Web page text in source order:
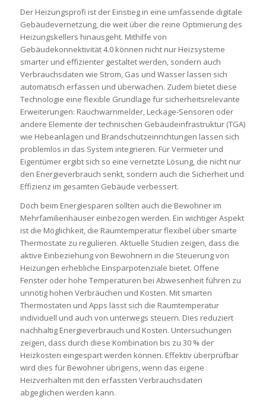
Der Heizungsprofi ist der Einstieg in eine umfassende digitale
Gebäudevernetzung, die weit über die reine Optimierung des
Heizungskellers hinausgeht. Mithilfe von
Gebäudekonnektivität 4.0 können nicht nur Heizsysteme
smarter und effizienter gestaltet werden, sondern auch
Verbrauchsdaten wie Strom, Gas und Wasser lassen sich
automatisch erfassen und überwachen. Zudem bietet diese
Technologie eine flexible Grundlage für sicherheitsrelevante
Erweiterungen: Rauchwarnmelder, Leckage-Sensoren oder
andere Elemente der technischen Gebäudeinfrastruktur (TGA)
wie Hebeanlagen und Brandschutzeinrichtungen lassen sich
problemlos in das System integrieren. Für Vermieter und
Eigentümer ergibt sich so eine vernetzte Lösung, die nicht nur
den Energieverbrauch senkt, sondern auch die Sicherheit und
Effizienz im gesamten Gebäude verbessert.
Doch beim Energiesparen sollten auch die Bewohner im
Mehrfamilienhäuser einbezogen werden. Ein wichtiger Aspekt
ist die Möglichkeit, die Raumtemperatur flexibel über smarte
Thermostate zu regulieren. Aktuelle Studien zeigen, dass die
aktive Einbeziehung von Bewohnern in die Steuerung von
Heizungen erhebliche Einsparpotenziale bietet. Offene
Fenster oder hohe Temperaturen bei Abwesenheit führen zu
unnötig hohen Verbräuchen und Kosten. Mit smarten
Thermostaten und Apps lässt sich die Raumtemperatur
individuell und auch von unterwegs steuern. Dies reduziert
nachhaltig Energieverbrauch und Kosten. Untersuchungen
zeigen, dass durch diese Kombination bis zu 30 % der
Heizkosten eingespart werden können. Effektiv überprüfbar
wird dies für Bewohner übrigens, wenn das eigene
Heizverhalten mit den erfassten Verbrauchsdaten
abgeglichen werden kann.